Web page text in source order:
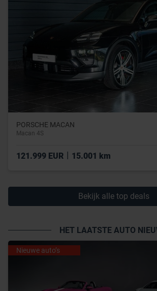
PORSCHE MACAN
Macan 4S
121.999 EUR 15.001 km
Bekijk alle top deals
HET LAATSTE AUTO
Nieuwe auto’s